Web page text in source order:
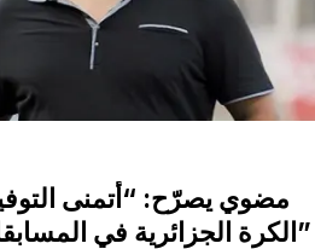
مضوي يصرّح: “أتمنى
الكرة الجزائرية في المسابقات القارية”